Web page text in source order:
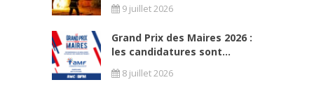
9 juillet 2026
Grand Prix des Maires 2026 :
les candidatures sont...
8 juillet 2026